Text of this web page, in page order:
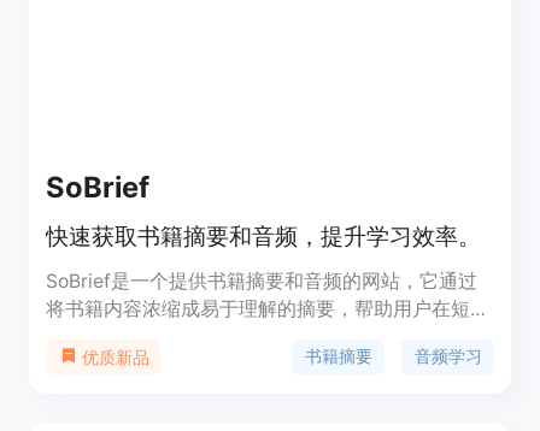
SoBrief
快速获取书籍摘要和音频，提升学习效率。
SoBrief是一个提供书籍摘要和音频的网站，它通过
将书籍内容浓缩成易于理解的摘要，帮助用户在短时
拥有超过73,530本书籍的摘要，覆盖了广泛的主题
优质新品 书籍摘要 音频学习